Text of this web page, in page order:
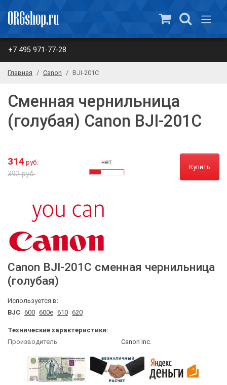
+7 495 971-77-28
Главная Canon BJI-201C
Сменная чернильница
(голубая) Canon BJI-201C
314 руб.
392 руб.
нет
Купить
Canon BJI-201C сменная чернильница
(голубая)
Используется в:
BJC 600 600e 610 620
Технические характеристики:
Производитель
Canon Inc.